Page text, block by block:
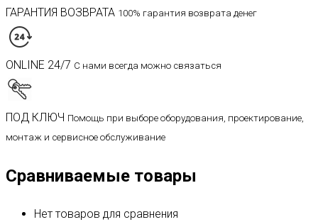
ГАРАНТИЯ ВОЗВРАТА 100% гарантия возврата денег
ONLINE 24/7 С нами всегда можно связаться
ПОД КЛЮЧ Помощь при выборе оборудования, проектирование,
монтаж и сервисное обслуживание
Сравниваемые товары
Нет товаров для сравнения